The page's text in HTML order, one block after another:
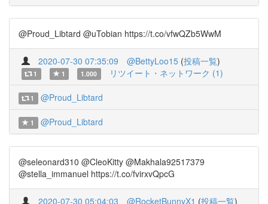
@Proud_Libtard @uTobian https://t.co/vfwQZb5WwM
2020-07-30 07:35:09 @BettyLoo15 (投稿一覧)
1 1 1.000 リツイート・ネットワーク (1)
1 @Proud_Libtard
1 @Proud_Libtard
@seleonard310 @CleoKitty @Makhala92517379
@stella_immanuel https://t.co/fvirxvQpcG
2020-07-30 05:04:03 @RocketBunnyX1 (投稿一覧)